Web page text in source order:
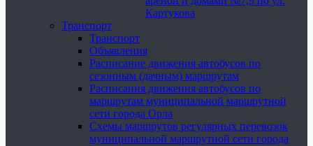
Картукова
Транспорт
Транспорт
Объявления
Расписание движения автобусов по
сезонным (дачным) маршрутам
Расписания движения автобусов по
маршрутам муниципальной маршрутной
сети города Орла
Схемы маршрутов регулярных перевозок
муниципальной маршрутной сети города